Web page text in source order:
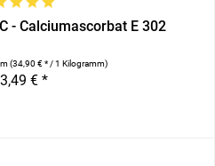
- Calciumascorbat E 302
(34,90 € * / 1 Kilogramm)
€ *